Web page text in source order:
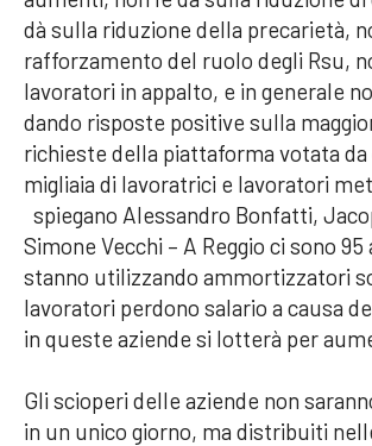
dà sulla riduzione della precarietà,
rafforzamento del ruolo degli Rsu,
lavoratori in appalto, e in generale
dando risposte positive sulla
richieste della piattaforma votata da
migliaia di lavoratrici e lavoratori
spiegano Alessandro Bonfatti,
Simone Vecchi – A Reggio ci sono 95
stanno utilizzando ammortizzatori
lavoratori perdono salario a causa
in queste aziende si lotterà per
Gli scioperi delle aziende non
in un unico giorno, ma distribuiti